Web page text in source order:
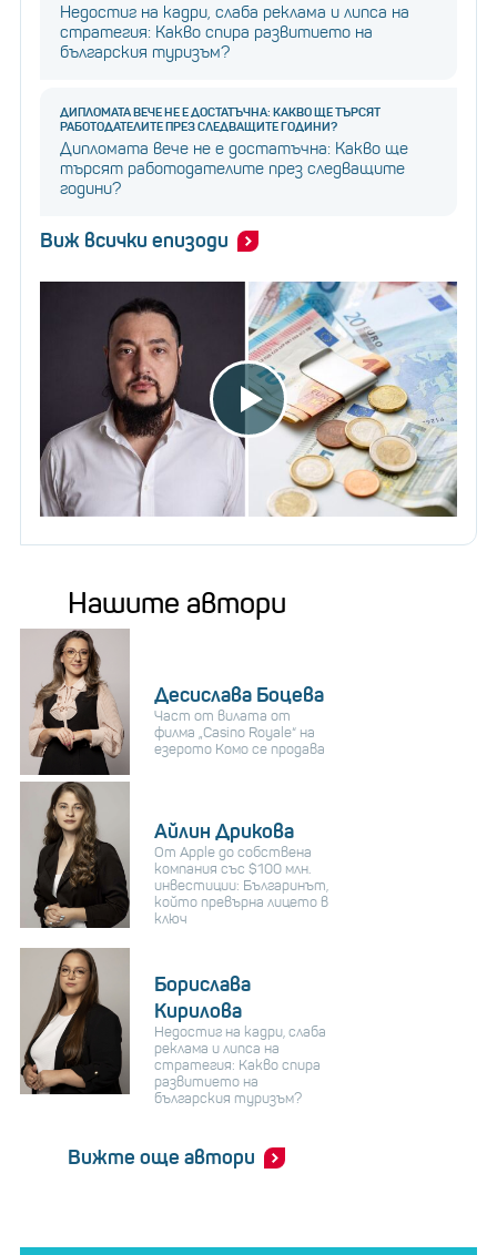
Недостиг на кадри, слаба реклама и липса на
стратегия: Какво спира развитието на
българския туризъм?
ДИПЛОМАТА ВЕЧЕ НЕ Е ДОСТАТЪЧНА: КАКВО ЩЕ ТЪРСЯТ
РАБОТОДАТЕЛИТЕ ПРЕЗ СЛЕДВАЩИТЕ ГОДИНИ?
Дипломата вече не е достатъчна: Какво ще
търсят работодателите през следващите
години?
Виж всички епизоди
Нашите автори
Десислава Боцева
Част от вилата от
филма „Casino Royale“ на
езерото Комо се продава
Айлин Дрикова
От Apple до собствена
компания със $100 млн.
инвестиции: Българинът,
който превърна лицето в
ключ
Борислава
Кирилова
Недостиг на кадри, слаба
реклама и липса на
стратегия: Какво спира
развитието на
българския туризъм?
Вижте още автори